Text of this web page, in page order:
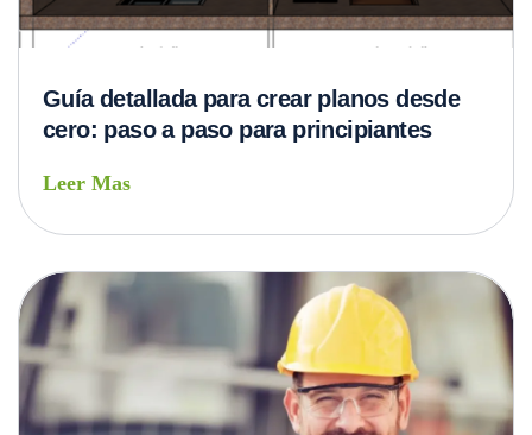
Guía detallada para crear planos desde
cero: paso a paso para principiantes
Leer Mas